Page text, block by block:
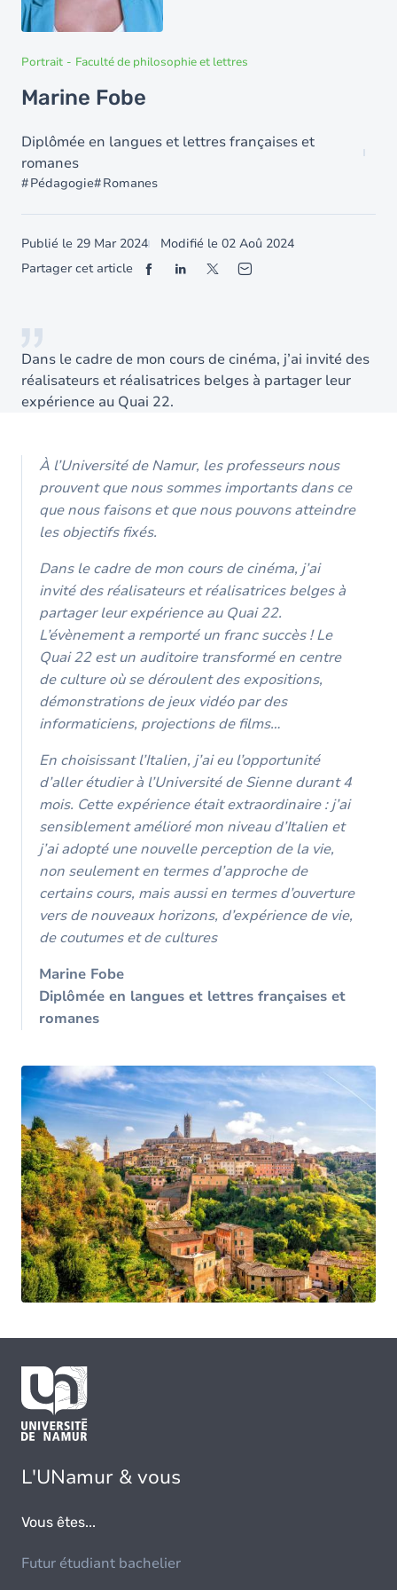
Portrait - Faculté de philosophie et lettres
Marine Fobe
Diplômée en langues et lettres françaises et
romanes
Pédagogie Romanes
Publié le 29 Mar 2024 Modifié le 02 Aoû 2024
Partager cet article
Dans le cadre de mon cours de cinéma, j’ai invité des
réalisateurs et réalisatrices belges à partager leur
expérience au Quai 22.
À l’Université de Namur, les professeurs nous
prouvent que nous sommes importants dans ce
que nous faisons et que nous pouvons atteindre
les objectifs fixés.
Dans le cadre de mon cours de cinéma, j’ai
invité des réalisateurs et réalisatrices belges à
partager leur expérience au Quai 22.
L’évènement a remporté un franc succès ! Le
Quai 22 est un auditoire transformé en centre
de culture où se déroulent des expositions,
démonstrations de jeux vidéo par des
informaticiens, projections de films…
En choisissant l’Italien, j’ai eu l’opportunité
d’aller étudier à l’Université de Sienne durant 4
mois. Cette expérience était extraordinaire : j’ai
sensiblement amélioré mon niveau d’Italien et
j’ai adopté une nouvelle perception de la vie,
non seulement en termes d’approche de
certains cours, mais aussi en termes d’ouverture
vers de nouveaux horizons, d’expérience de vie,
de coutumes et de cultures
Marine Fobe
Diplômée en langues et lettres françaises et
romanes
L'UNamur & vous
Vous êtes...
Futur étudiant bachelier